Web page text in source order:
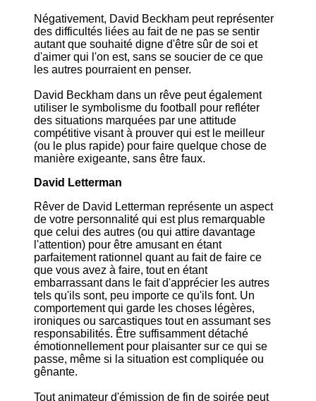
Négativement, David Beckham peut représenter
des difficultés liées au fait de ne pas se sentir
autant que souhaité digne d'être sûr de soi et
d'aimer qui l'on est, sans se soucier de ce que
les autres pourraient en penser.
David Beckham dans un rêve peut également
utiliser le symbolisme du football pour refléter
des situations marquées par une attitude
compétitive visant à prouver qui est le meilleur
(ou le plus rapide) pour faire quelque chose de
manière exigeante, sans être faux.
David Letterman
Rêver de David Letterman représente un aspect
de votre personnalité qui est plus remarquable
que celui des autres (ou qui attire davantage
l'attention) pour être amusant en étant
parfaitement rationnel quant au fait de faire ce
que vous avez à faire, tout en étant
embarrassant dans le fait d'apprécier les autres
tels qu'ils sont, peu importe ce qu'ils font. Un
comportement qui garde les choses légères,
ironiques ou sarcastiques tout en assumant ses
responsabilités. Être suffisamment détaché
émotionnellement pour plaisanter sur ce qui se
passe, même si la situation est compliquée ou
gênante.
Tout animateur d'émission de fin de soirée peut